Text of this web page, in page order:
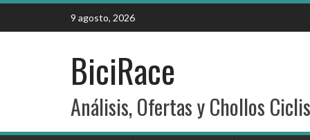
Skip
content
9 agosto, 2026
BiciRace
Análisis, Ofertas y Chollos